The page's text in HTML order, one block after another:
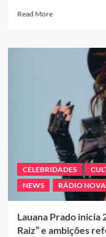
Read MoreRead
Três
plataformas,
cultural:
Jornal
Portugal,
Revista
Literatura
e
Rádio
Nova
MPB
CELEBRIDADES
NEWS
RÁDIO
Lauana Prado inicia
Raiz” e ambições